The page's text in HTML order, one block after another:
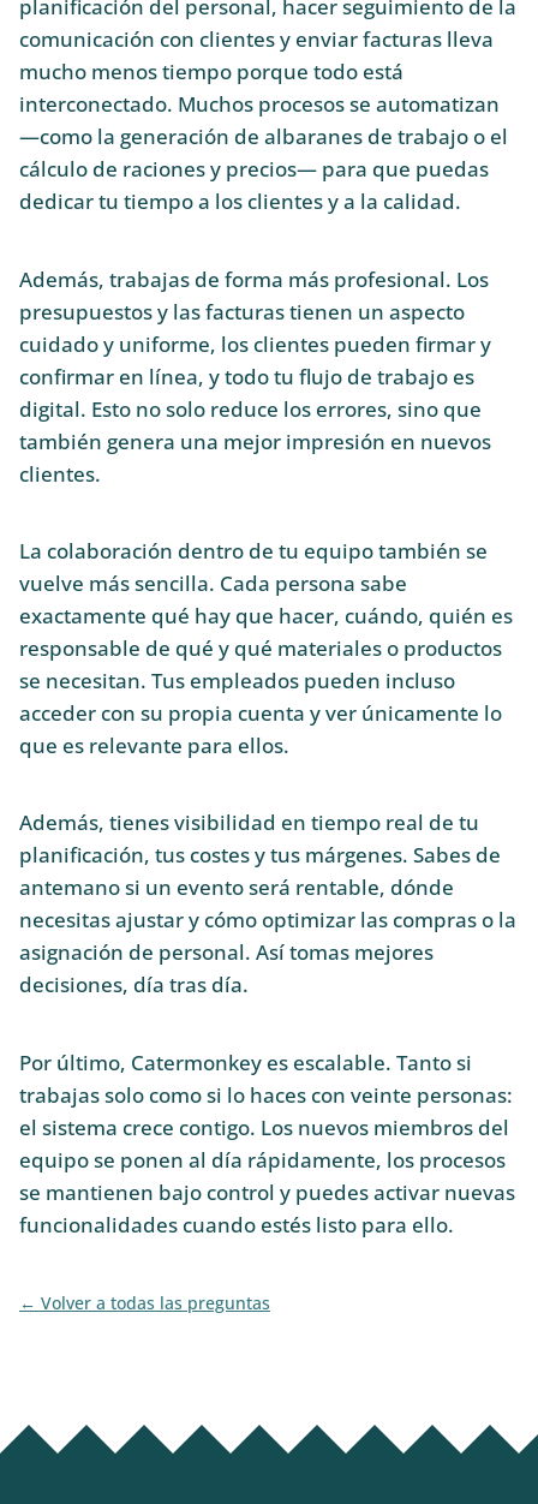
planificación del personal, hacer seguimiento de la
comunicación con clientes y enviar facturas lleva
mucho menos tiempo porque todo está
interconectado. Muchos procesos se automatizan
—como la generación de albaranes de trabajo o el
cálculo de raciones y precios— para que puedas
dedicar tu tiempo a los clientes y a la calidad.
Además, trabajas de forma más profesional. Los
presupuestos y las facturas tienen un aspecto
cuidado y uniforme, los clientes pueden firmar y
confirmar en línea, y todo tu flujo de trabajo es
digital. Esto no solo reduce los errores, sino que
también genera una mejor impresión en nuevos
clientes.
La colaboración dentro de tu equipo también se
vuelve más sencilla. Cada persona sabe
exactamente qué hay que hacer, cuándo, quién es
responsable de qué y qué materiales o productos
se necesitan. Tus empleados pueden incluso
acceder con su propia cuenta y ver únicamente lo
que es relevante para ellos.
Además, tienes visibilidad en tiempo real de tu
planificación, tus costes y tus márgenes. Sabes de
antemano si un evento será rentable, dónde
necesitas ajustar y cómo optimizar las compras o la
asignación de personal. Así tomas mejores
decisiones, día tras día.
Por último, Catermonkey es escalable. Tanto si
trabajas solo como si lo haces con veinte personas:
el sistema crece contigo. Los nuevos miembros del
equipo se ponen al día rápidamente, los procesos
se mantienen bajo control y puedes activar nuevas
funcionalidades cuando estés listo para ello.
Volver a todas las preguntas